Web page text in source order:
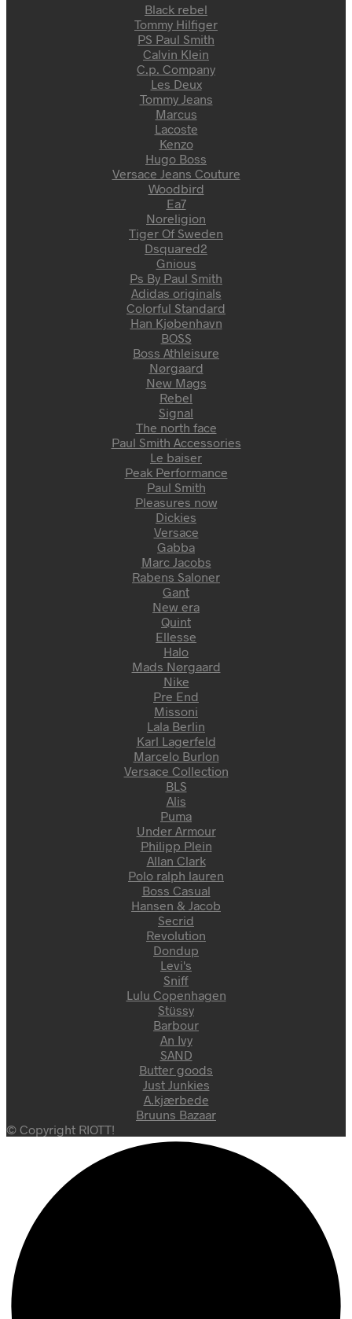
Black rebel
Tommy Hilfiger
PS Paul Smith
Calvin Klein
C.p. Company
Les Deux
Tommy Jeans
Marcus
Lacoste
Kenzo
Hugo Boss
Versace Jeans Couture
Woodbird
Ea7
Noreligion
Tiger Of Sweden
Dsquared2
Gnious
Ps By Paul Smith
Adidas originals
Colorful Standard
Han Kjøbenhavn
BOSS
Boss Athleisure
Nørgaard
New Mags
Rebel
Signal
The north face
Paul Smith Accessories
Le baiser
Peak Performance
Paul Smith
Pleasures now
Dickies
Versace
Gabba
Marc Jacobs
Rabens Saloner
Gant
New era
Quint
Ellesse
Halo
Mads Nørgaard
Nike
Pre End
Missoni
Lala Berlin
Karl Lagerfeld
Marcelo Burlon
Versace Collection
BLS
Alis
Puma
Under Armour
Philipp Plein
Allan Clark
Polo ralph lauren
Boss Casual
Hansen & Jacob
Secrid
Revolution
Dondup
Levi's
Sniff
Lulu Copenhagen
Stüssy
Barbour
An Ivy
SAND
Butter goods
Just Junkies
A.kjærbede
Bruuns Bazaar
© Copyright RIOTT!